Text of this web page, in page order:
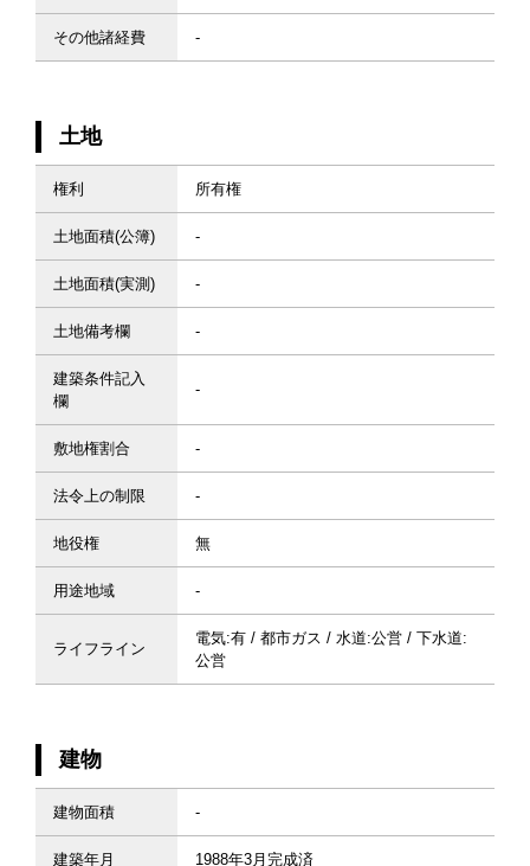
その他諸経費 -
土地
権利 所有権
土地面積(公簿) -
土地面積(実測) -
土地備考欄 -
建築条件記入
欄
-
敷地権割合 -
法令上の制限 -
地役権 無
用途地域 -
ライフライン
電気:有 / 都市ガス / 水道:公営 / 下水道:
公営
建物
建物面積 -
建築年月 1988年3月完成済